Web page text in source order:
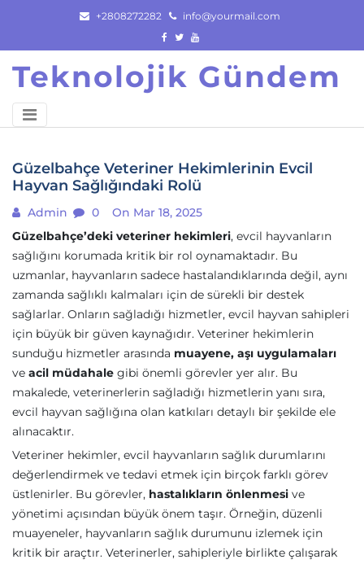
content
+2808272282 info@yourmail.com
Teknolojik Gündem
Güzelbahçe Veteriner Hekimlerinin Evcil
Hayvan Sağlığındaki Rolü
Admin 0
On Mar 18, 2025
Güzelbahçe’deki veteriner hekimleri, evcil hayvanların
sağlığını korumada kritik bir rol oynamaktadır. Bu
uzmanlar, hayvanların sadece hastalandıklarında değil, aynı
zamanda sağlıklı kalmaları için de sürekli bir destek
sağlarlar. Onların sağladığı hizmetler, evcil hayvan sahipleri
için büyük bir güven kaynağıdır. Veteriner hekimlerin
sunduğu hizmetler arasında muayene, aşı uygulamaları
ve acil müdahale gibi önemli görevler yer alır. Bu
makalede, veterinerlerin sağladığı hizmetlerin yanı sıra,
evcil hayvan sağlığına olan katkıları detaylı bir şekilde ele
alınacaktır.
Veteriner hekimler, evcil hayvanların sağlık durumlarını
değerlendirmek ve tedavi etmek için birçok farklı görev
üstlenirler. Bu görevler, hastalıkların önlenmesi ve
yönetimi açısından büyük önem taşır. Örneğin, düzenli
muayeneler, hayvanların sağlık durumunu izlemek için
kritik bir araçtır. Veterinerler, sahipleriyle birlikte çalışarak